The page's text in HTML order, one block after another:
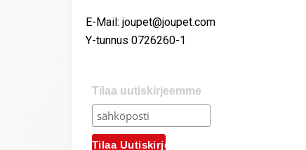
E-Mail: joupet@joupet.com
Y-tunnus 0726260-1
Tilaa uutiskirjeemme